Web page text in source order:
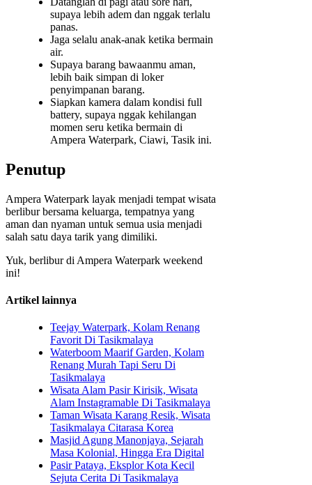
supaya lebih adem dan nggak terlalu
panas.
Jaga selalu anak-anak ketika bermain
air.
Supaya barang bawaanmu aman,
lebih baik simpan di loker
penyimpanan barang.
Siapkan kamera dalam kondisi full
battery, supaya nggak kehilangan
momen seru ketika bermain di
Ampera Waterpark, Ciawi, Tasik ini.
Penutup
Ampera Waterpark layak menjadi tempat wisata
berlibur bersama keluarga, tempatnya yang
aman dan nyaman untuk semua usia menjadi
salah satu daya tarik yang dimiliki.
Yuk, berlibur di Ampera Waterpark weekend
ini!
Artikel lainnya
Teejay Waterpark, Kolam Renang
Favorit Di Tasikmalaya
Waterboom Maarif Garden, Kolam
Renang Murah Tapi Seru Di
Tasikmalaya
Wisata Alam Pasir Kirisik, Wisata
Alam Instagramable Di Tasikmalaya
Taman Wisata Karang Resik, Wisata
Tasikmalaya Citarasa Korea
Masjid Agung Manonjaya, Sejarah
Masa Kolonial, Hingga Era Digital
Pasir Pataya, Eksplor Kota Kecil
Sejuta Cerita Di Tasikmalaya